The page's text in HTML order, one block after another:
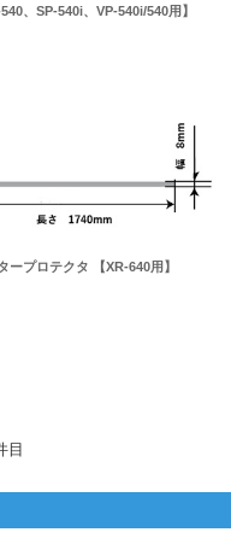
、SP-540i、VP-540i/540用】
ープロテクタ 【XR-640用】
目